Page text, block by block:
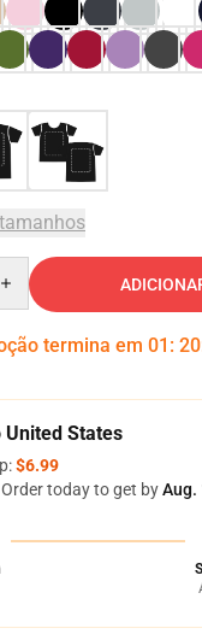
termina em 01 : 20
United States
$6.99
today to get byAug.